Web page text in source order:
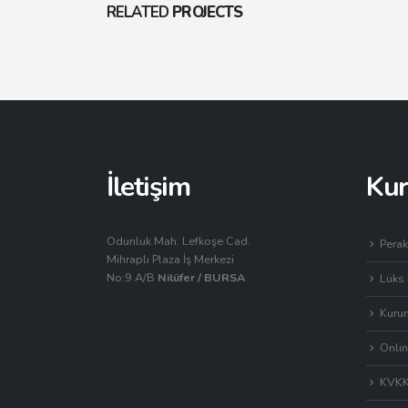
RELATED PROJECTS
Small Slider
İletişim
Odunluk Mah. Lefkoşe Cad.
Mihraplı Plaza İş Merkezi
No:9 A/B Nilüfer / BURSA Lüks